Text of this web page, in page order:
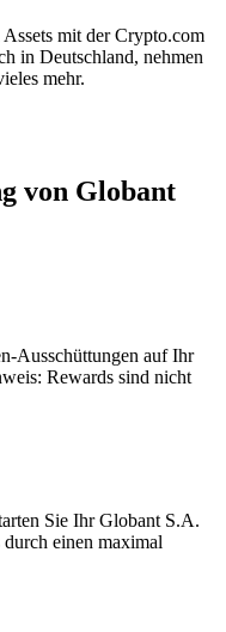
mit der Crypto.com
in Deutschland, nehmen
mehr.
von Globant
Ausschüttungen auf Ihr
Rewards sind nicht
Sie Ihr Globant S.A.
einen maximal